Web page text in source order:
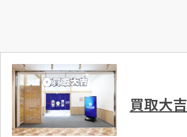
買取大吉